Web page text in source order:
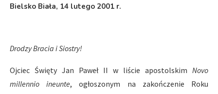
Bielsko Biała, 14 lutego 2001 r.
Drodzy Bracia i Siostry!
Ojciec Święty Jan Paweł II w liście apostolskim Novo
millennio ineunte, ogłoszonym na zakończenie Roku